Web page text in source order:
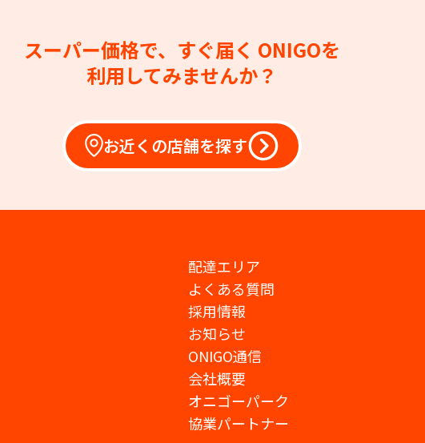
スーパー価格で、すぐ届く ONIGOを
利用してみませんか？
お近くの店舗を探す
配達エリア
よくある質問
採用情報
お知らせ
ONIGO通信
会社概要
オニゴーパーク
協業パートナー